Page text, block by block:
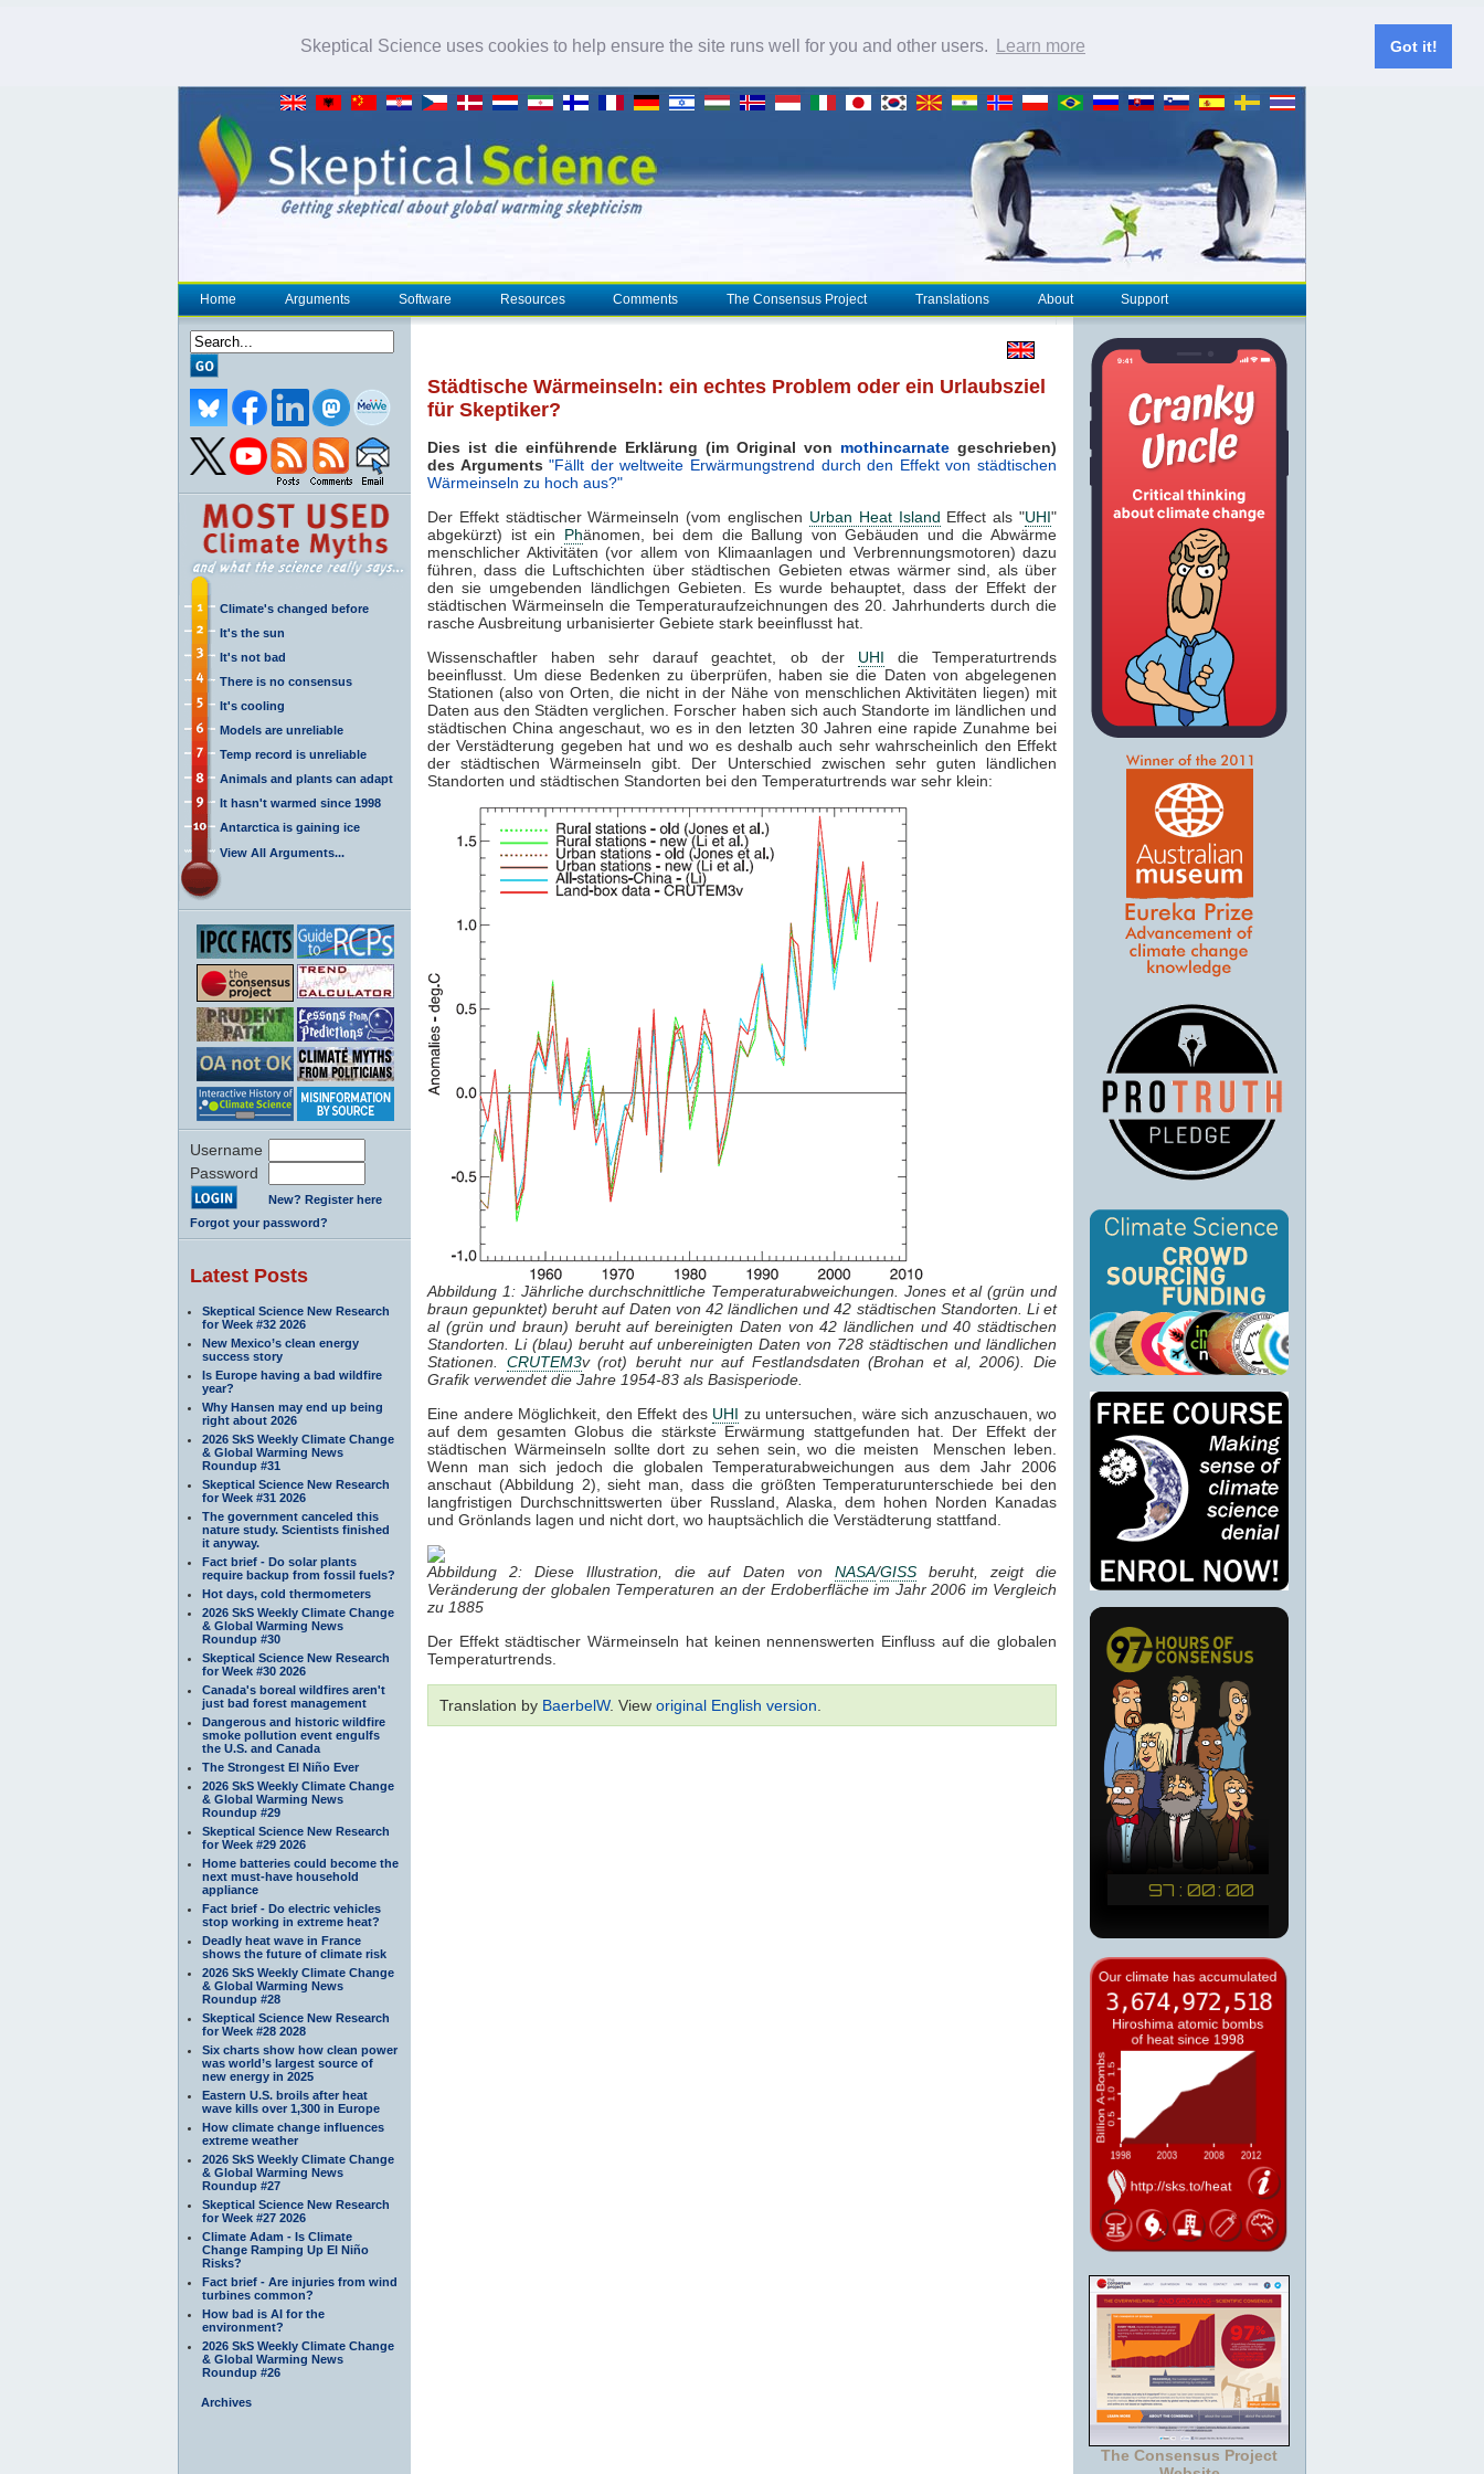
Skeptical Science uses cookies to help ensure the site runs well for you and other users. Learn more Got it!
Home Arguments Software Resources Comments The Consensus Project Translations About Support
Climate's changed before
It's the sun
It's not bad
There is no consensus
It's cooling
Models are unreliable
Temp record is unreliable
Animals and plants can adapt
It hasn't warmed since 1998
Antarctica is gaining ice
View All Arguments...
Username
Password
New? Register here
Forgot your password?
Latest Posts
Skeptical Science New Research
for Week #32 2026
New Mexico’s clean energy
success story
Is Europe having a bad wildfire
year?
Why Hansen may end up being
right about 2026
2026 SkS Weekly Climate Change
& Global Warming News
Roundup #31
Skeptical Science New Research
for Week #31 2026
The government canceled this
nature study. Scientists finished
it anyway.
Fact brief - Do solar plants
require backup from fossil fuels?
Hot days, cold thermometers
2026 SkS Weekly Climate Change
& Global Warming News
Roundup #30
Skeptical Science New Research
for Week #30 2026
Canada's boreal wildfires aren't
just bad forest management
Dangerous and historic wildfire
smoke pollution event engulfs
the U.S. and Canada
The Strongest El Niño Ever
2026 SkS Weekly Climate Change
& Global Warming News
Roundup #29
Skeptical Science New Research
for Week #29 2026
Home batteries could become the
next must-have household
appliance
Fact brief - Do electric vehicles
stop working in extreme heat?
Deadly heat wave in France
shows the future of climate risk
2026 SkS Weekly Climate Change
& Global Warming News
Roundup #28
Skeptical Science New Research
for Week #28 2028
Six charts show how clean power
was world’s largest source of
new energy in 2025
Eastern U.S. broils after heat
wave kills over 1,300 in Europe
How climate change influences
extreme weather
2026 SkS Weekly Climate Change
& Global Warming News
Roundup #27
Skeptical Science New Research
for Week #27 2026
Climate Adam - Is Climate
Change Ramping Up El Niño
Risks?
Fact brief - Are injuries from wind
turbines common?
How bad is AI for the
environment?
2026 SkS Weekly Climate Change
& Global Warming News
Roundup #26
Archives
Städtische Wärmeinseln: ein echtes Problem oder ein Urlaubsziel
für Skeptiker?
Dies ist die einführende Erklärung (im Original von mothincarnate geschrieben)
des Arguments"Fällt der weltweite Erwärmungstrend durch den Effekt von städtischen
Wärmeinseln zu hoch aus?"
Der Effekt städtischer Wärmeinseln (vom englischen Urban Heat Island Effect als "UHI"
abgekürzt) ist ein Phänomen, bei dem die Ballung von Gebäuden und die Abwärme
menschlicher Aktivitäten (vor allem von Klimaanlagen und Verbrennungsmotoren) dazu
führen, dass die Luftschichten über städtischen Gebieten etwas wärmer sind, als über
den sie umgebenden ländlichgen Gebieten. Es wurde behauptet, dass der Effekt der
städtischen Wärmeinseln die Temperaturaufzeichnungen des 20. Jahrhunderts durch die
rasche Ausbreitung urbanisierter Gebiete stark beeinflusst hat.
Wissenschaftler haben sehr darauf geachtet, ob der UHI die Temperaturtrends
beeinflusst. Um diese Bedenken zu überprüfen, haben sie die Daten von abgelegenen
Stationen (also von Orten, die nicht in der Nähe von menschlichen Aktivitäten liegen) mit
Daten aus den Städten verglichen. Forscher haben sich auch Standorte im ländlichen und
städtischen China angeschaut, wo es in den letzten 30 Jahren eine rapide Zunahme bei
der Verstädterung gegeben hat und wo es deshalb auch sehr wahrscheinlich den Effekt
der städtischen Wärmeinseln gibt. Der Unterschied zwischen sehr guten ländlichen
Standorten und städtischen Standorten bei den Temperaturtrends war sehr klein:
Abbildung 1: Jährliche durchschnittliche Temperaturabweichungen. Jones et al (grün und
braun gepunktet) beruht auf Daten von 42 ländlichen und 42 städtischen Standorten. Li et
al (grün und braun) beruht auf bereinigten Daten von 42 ländlichen und 40 städtischen
Standorten. Li (blau) beruht auf unbereinigten Daten von 728 städtischen und ländlichen
Stationen. CRUTEM3v (rot) beruht nur auf Festlandsdaten (Brohan et al, 2006). Die
Grafik verwendet die Jahre 1954-83 als Basisperiode.
Eine andere Möglichkeit, den Effekt des UHI zu untersuchen, wäre sich anzuschauen, wo
auf dem gesamten Globus die stärkste Erwärmung stattgefunden hat. Der Effekt der
städtischen Wärmeinseln sollte dort zu sehen sein, wo die meisten Menschen leben.
Wenn man sich jedoch die globalen Temperaturabweichungen aus dem Jahr 2006
anschaut (Abbildung 2), sieht man, dass die größten Temperaturunterschiede bei den
langfristigen Durchschnittswerten über Russland, Alaska, dem hohen Norden Kanadas
und Grönlands lagen und nicht dort, wo hauptsächlich die Verstädterung stattfand.
Abbildung 2: Diese Illustration, die auf Daten von NASA/GISSberuht, zeigt die
Veränderung der globalen Temperaturen an der Erdoberfläche im Jahr 2006 im Vergleich
zu 1885
Der Effekt städtischer Wärmeinseln hat keinen nennenswerten Einfluss auf die globalen
Temperaturtrends.
Translation by BaerbelW. View original English version
The Consensus Project